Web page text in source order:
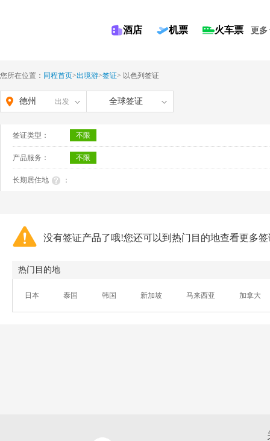
酒店 机票 火车票 更多
您所在位置： 同程首页>出境游>签证> 以色列签证
德州 出发 全球签证
签证类型： 不限
产品服务： 不限
长期居住地 ：
没有签证产品了哦!您还可以到热门目的地查看更多
热门目的地
日本 泰国 韩国 新加坡 马来西亚 加拿大